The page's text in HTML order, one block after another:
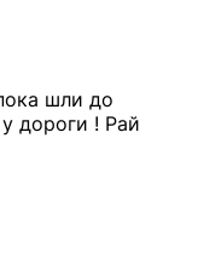
шли до
дороги ! Рай